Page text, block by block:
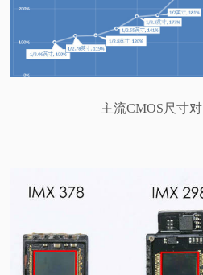
主流CMOS尺寸